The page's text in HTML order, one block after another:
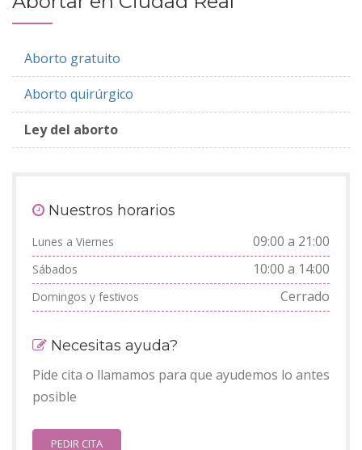
Aborto gratuito
Aborto quirúrgico
Ley del aborto
Nuestros horarios
Lunes a Viernes 09:00 a 21:00
Sábados 10:00 a 14:00
Domingos y festivos Cerrado
Necesitas ayuda?
Pide cita o llamamos para que ayudemos lo antes
posible
PEDIR CITA